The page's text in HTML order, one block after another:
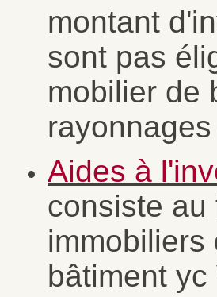
montant
sont pas
mobilier de
Aides à
consiste au
immobiliers
bâtiment